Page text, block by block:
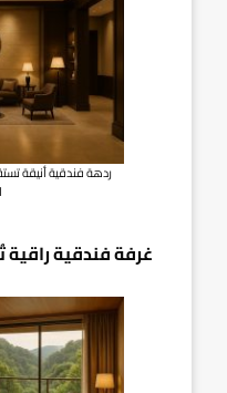
ردهة فندقية أنيقة
غرفة فندقية